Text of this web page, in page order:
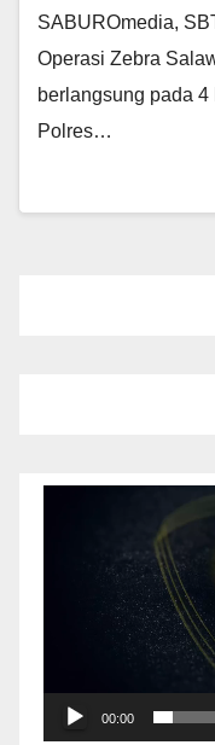
SABUROmedia,
Operasi Zebra
berlangsung pada
Polres…
00:00